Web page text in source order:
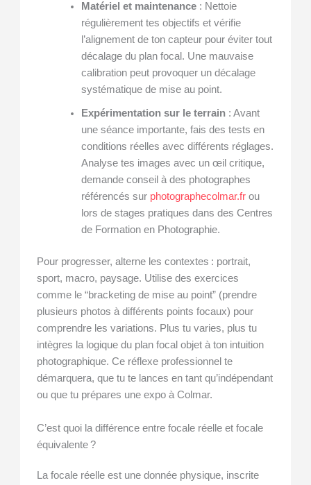
Matériel et maintenance: Nettoie
régulièrement tes objectifs et vérifie
l’alignement de ton capteur pour éviter tout
décalage du plan focal. Une mauvaise
calibration peut provoquer un décalage
systématique de mise au point.
Expérimentation sur le terrain: Avant
une séance importante, fais des tests en
conditions réelles avec différents réglages.
Analyse tes images avec un œil critique,
demande conseil à des photographes
référencés sur photographecolmar.frou
lors de stages pratiques dans des Centres
de Formation en Photographie.
Pour progresser, alterne les contextes : portrait,
sport, macro, paysage. Utilise des exercices
comme le “bracketing de mise au point” (prendre
plusieurs photos à différents points focaux) pour
comprendre les variations. Plus tu varies, plus tu
intègres la logique du plan focal objet à ton intuition
photographique. Ce réflexe professionnel te
démarquera, que tu te lances en tant qu’indépendant
ou que tu prépares une expo à Colmar.
C’est quoi la différence entre focale réelle et focale
équivalente ?
La focale réelle est une donnée physique, inscrite